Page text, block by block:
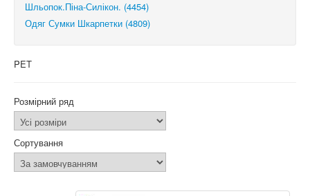
Шльопок.Піна-Силікон. (4454)
Одяг Сумки Шкарпетки (4809)
PET
Розмірний ряд
Сортування